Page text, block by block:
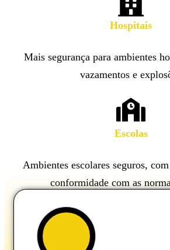
Hospitais
Mais segurança para ambientes
vazamentos e
Escolas
Ambientes escolares seguros,
conformidade com as